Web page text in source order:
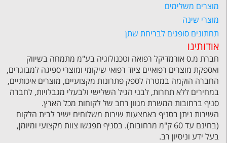
מוצרים משלימים
מוצרי שינה
תחתונים סופגים לבריחת שתן
אודותינו
חברת מ.ס אורמדיקל רפואה וטכנולוגיה בע"מ מתמחה בשיווק
ואספקת מוצרים רפואיים ציוד רפואי שיקומי ומוצרי ספיגה למבוגרים,
החברה הוקמה במטרה לספק פתרונות מקצועיים, מוצרים איכותיים,
במחירים ללא תחרות, לבני הגיל השלישי ולבעלי מגבלויות, לחברה
סניף ברחובות המשרת מגוון רחב של לקוחות מכל הארץ.
השירות ניתן בסניף באמצעות שירות משלוחים ישיר לבית הלקוח
(בחינם עד 60 ק"מ מרחובות). בסניף תפגשו צוות מקצועי ומיומן,
בעל ידע וניסיון רב.